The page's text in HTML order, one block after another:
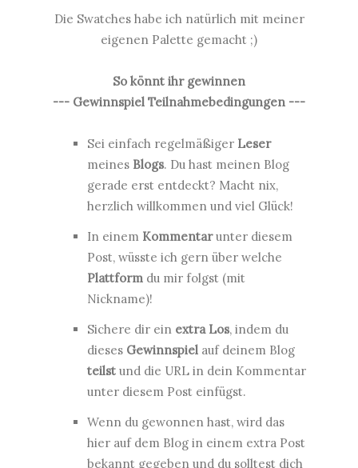
Die Swatches habe ich natürlich mit meiner
eigenen Palette gemacht ;)
So könnt ihr gewinnen
--- Gewinnspiel Teilnahmebedingungen ---
Sei einfach regelmäßiger Leser
meines Blogs. Du hast meinen Blog
gerade erst entdeckt? Macht nix,
herzlich willkommen und viel Glück!
In einem Kommentarunter diesem
Post, wüsste ich gern über welche
Plattform du mir folgst (mit
Nickname)!
Sichere dir ein extra Los, indem du
dieses Gewinnspiel auf deinem Blog
teilst und die URL in dein Kommentar
unter diesem Post einfügst.
Wenn du gewonnen hast, wird das
hier auf dem Blog in einem extra Post
bekannt gegeben und du solltest dich